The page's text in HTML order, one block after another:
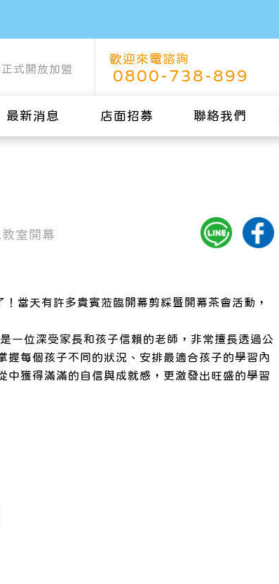
式開放加盟
歡迎來電諮詢
0800-738-899
最新消息 店面招募 聯絡我們
室開幕
當天有許多貴賓蒞臨開幕剪綵暨開幕茶會活動，
一位深受家長和孩子信賴的老師，非常擅長透過公
每個孩子不同的狀況、安排最適合孩子的學習內
獲得滿滿的自信與成就感，更激發出旺盛的學習